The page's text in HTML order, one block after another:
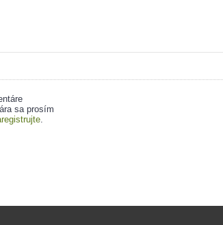
sa prosím
.